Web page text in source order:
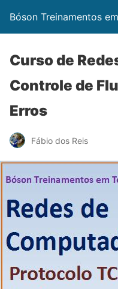
Bóson Treinamentos
Curso de
Controle de
Erros
Fábio dos Reis